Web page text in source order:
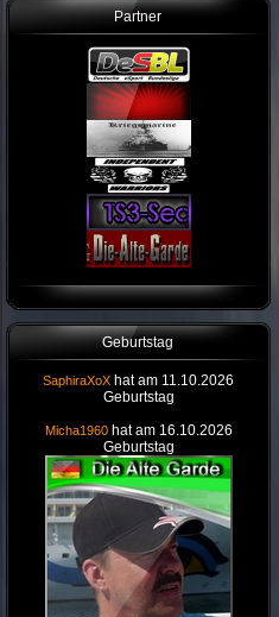
Partner
Geburtstag
SaphiraXoX hat am 11.10.2026
Geburtstag
Micha1960 hat am 16.10.2026
Geburtstag